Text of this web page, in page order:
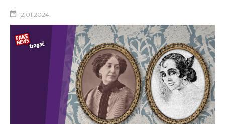
PRIJAVI LAŽNU VEST!
12.01.2024.